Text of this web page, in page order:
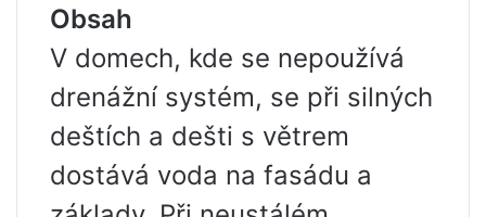
Obsah
V domech, kde se nepoužívá
drenážní systém, se při silných
deštích a dešti s větrem
dostává voda na fasádu a